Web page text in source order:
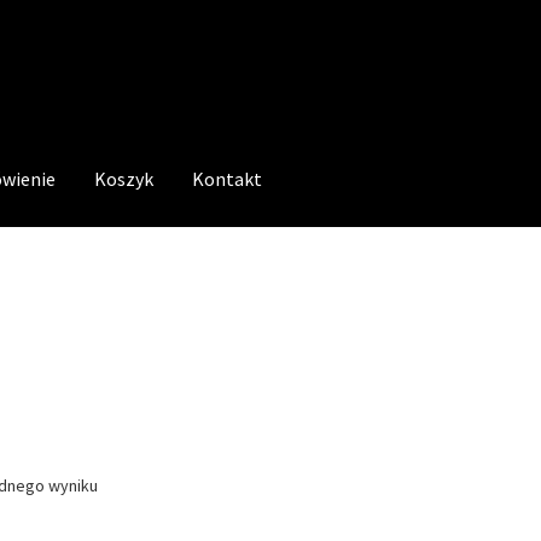
Koszyk Kontakt
wyniku